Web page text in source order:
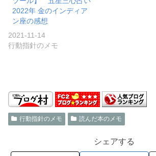
2022年 金のインディア
ン座の感想
2021-11-14
行動指針のメモ
行動指針のメモ 読んだ本のメモ
シェアする